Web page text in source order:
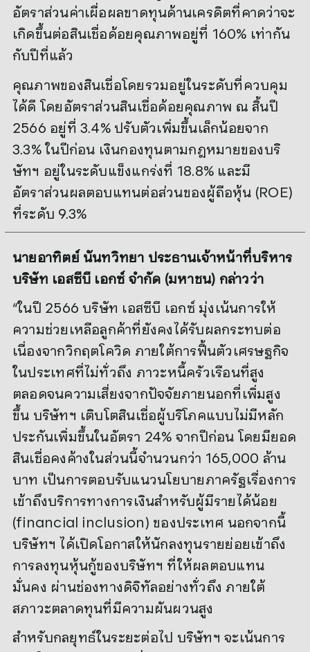
อัตราส่วนค่าเผื่อผลขาดทุนด้านเครดิตที่คาดว่าจะ
เกิดขึ้นต่อสินเชื่อด้อยคุณภาพอยู่ที่ 160% เท่ากัน
กับปีที่แล้ว
คุณภาพของสินเชื่อโดยรวมอยู่ในระดับที่ควบคุม
ได้ดี โดยอัตราส่วนสินเชื่อด้อยคุณภาพ ณ สิ้นปี
2566 อยู่ที่ 3.4% ปรับตัวเพิ่มขึ้นเล็กน้อยจาก
3.3% ในปีก่อน เงินกองทุนตามกฎหมายของบริ
ษัทฯ อยู่ในระดับแข็งแกร่งที่ 18.8% และมี
อัตราส่วนผลตอบแทนต่อส่วนของผู้ถือหุ้น (ROE)
ที่ระดับ 9.3%
นายอาทิตย์ นันทวิทยา ประธานเจ้าหน้าที่บริหาร
บริษัท เอสซีบี เอกซ์ จำกัด (มหาชน) กล่าวว่า
“ในปี 2566 บริษัท เอสซีบี เอกซ์ มุ่งเน้นการให้
ความช่วยเหลือลูกค้าที่ยังคงได้รับผลกระทบต่อ
เนื่องจากวิกฤตโควิด ภายใต้การฟื้นตัวเศรษฐกิจ
ในประเทศที่ไม่ทั่วถึง ภาวะหนี้ครัวเรือนที่สูง
ตลอดจนความเสี่ยงจากปัจจัยภายนอกที่เพิ่มสูง
ขึ้น บริษัทฯ เติบโตสินเชื่อผู้บริโภคแบบไม่มีหลัก
ประกันเพิ่มขึ้นในอัตรา 24% จากปีก่อน โดยมียอด
สินเชื่อคงค้างในส่วนนี้จำนวนกว่า 165,000 ล้าน
บาท เป็นการตอบรับแนวนโยบายภาครัฐเรื่องการ
เข้าถึงบริการทางการเงินสำหรับผู้มีรายได้น้อย
(financial inclusion) ของประเทศ นอกจากนี้
บริษัทฯ ได้เปิดโอกาสให้นักลงทุนรายย่อยเข้าถึง
การลงทุนหุ้นกู้ของบริษัทฯ ที่ให้ผลตอบแทน
มั่นคง ผ่านช่องทางดิจิทัลอย่างทั่วถึง ภายใต้
สภาวะตลาดทุนที่มีความผันผวนสูง
สำหรับกลยุทธ์ในระยะต่อไป บริษัทฯ จะเน้นการ